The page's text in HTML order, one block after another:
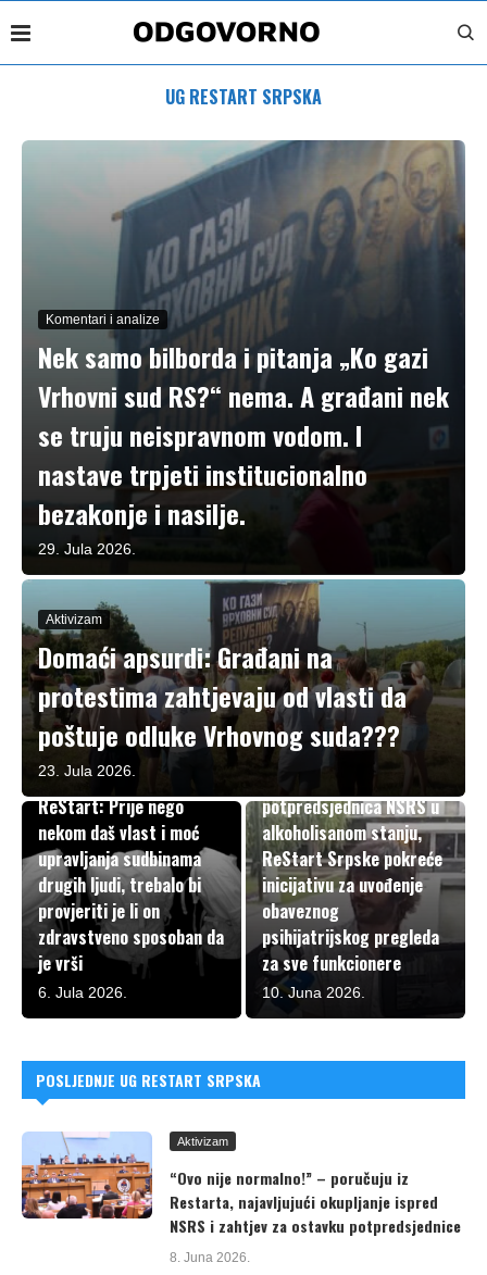
UG RESTART SRPSKA
Komentari i analize
Nek samo bilborda i pitanja „Ko gazi
Vrhovni sud RS?“ nema. A građani nek
se truju neispravnom vodom. I
nastave trpjeti institucionalno
bezakonje i nasilje.
29. Jula 2026.
Aktivizam
Domaći apsurdi: Građani na
protestima zahtjevaju od vlasti da
poštuje odluke Vrhovnog suda???
23. Jula 2026.
U fokusu
ReStart: Prije nego
nekom daš vlast i moć
upravljanja sudbinama
drugih ljudi, trebalo bi
provjeriti je li on
zdravstveno sposoban da
je vrši
6. Jula 2026.
U fokusu
Nakon saobraćajne
nesreće koju je skrivila
potpredsjednica NSRS u
alkoholisanom stanju,
ReStart Srpske pokreće
inicijativu za uvođenje
obaveznog
psihijatrijskog pregleda
za sve funkcionere
10. Juna 2026.
POSLJEDNJE UG RESTART SRPSKA
Aktivizam
“Ovo nije normalno!” – poručuju iz
Restarta, najavljujući okupljanje ispred
NSRS i zahtjev za ostavku potpredsjednice
8. Juna 2026.